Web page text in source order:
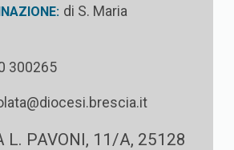
di S. Maria
300265
L. PAVONI, 11/A, 25128